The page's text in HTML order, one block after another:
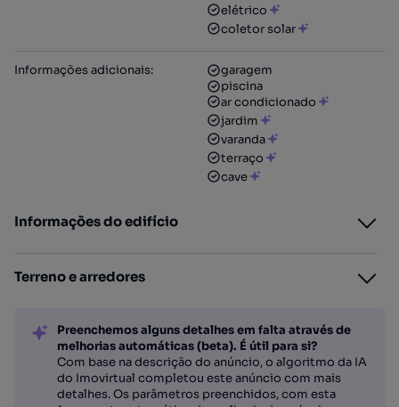
elétrico
coletor solar
Informações adicionais:
garagem
piscina
ar condicionado
jardim
varanda
terraço
cave
Informações do edifício
Terreno e arredores
Preenchemos alguns detalhes em falta através de
melhorias automáticas (beta). É útil para si?
Com base na descrição do anúncio, o algoritmo da IA
do Imovirtual completou este anúncio com mais
detalhes. Os parâmetros preenchidos, com esta